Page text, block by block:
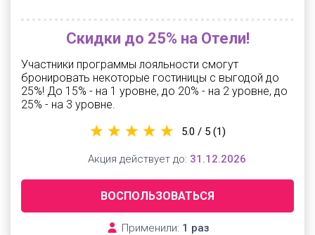
Скидки до 25% на Отели!
Участники программы лояльности смогут
бронировать некоторые гостиницы с выгодой до
25%! До 15% - на 1 уровне, до 20% - на 2 уровне, до
25% - на 3 уровне.
ВОСПОЛЬЗОВАТЬСЯ
Применили: 1 раз
5.0 / 5 (1)
Акция действует до: 31.12.2026